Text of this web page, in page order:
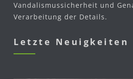
Vandalismussicherheit und
Verarbeitung der Details.
Letzte Neuigkeiten